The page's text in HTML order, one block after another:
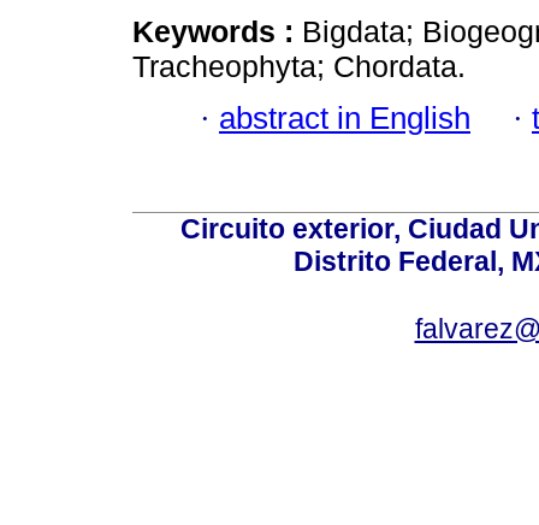
Keywords : Bigdata;
Tracheophyta; Chordata.
· abstract in English ·
Circuito exterior, Ciudad
Distrito Federal,